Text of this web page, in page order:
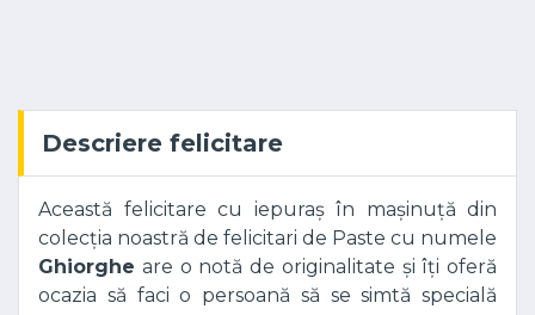
Descriere felicitare
Această felicitare cu iepuraș în mașinuță din
colecția noastră de felicitari de Paste cu numele
Ghiorghe are o notă de originalitate și îți oferă
ocazia să faci o persoană să se simtă specială